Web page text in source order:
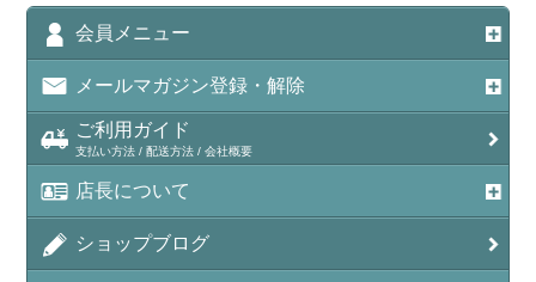
会員メニュー
メールマガジン登録・解除
ご利用ガイド
支払い方法 / 配送方法 / 会社概要
店長について
ショップブログ